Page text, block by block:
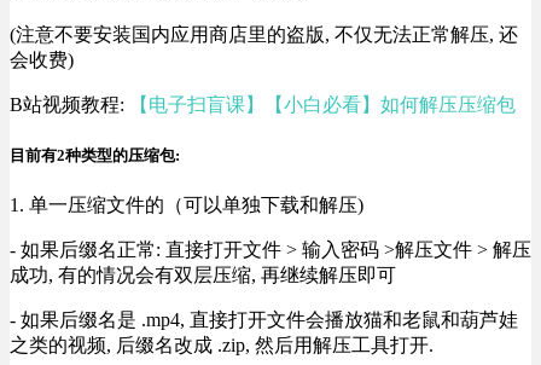
(注意不要安装国内应用商店里的盗版, 不仅无法正常解压, 还
会收费)
B站视频教程: 【电子扫盲课】【小白必看】如何解压压缩包
目前有2种类型的压缩包:
1. 单一压缩文件的（可以单独下载和解压)
- 如果后缀名正常: 直接打开文件 > 输入密码 >解压文件 > 解压
成功, 有的情况会有双层压缩, 再继续解压即可
- 如果后缀名是 .mp4, 直接打开文件会播放猫和老鼠和葫芦娃
之类的视频, 后缀名改成 .zip, 然后用解压工具打开.